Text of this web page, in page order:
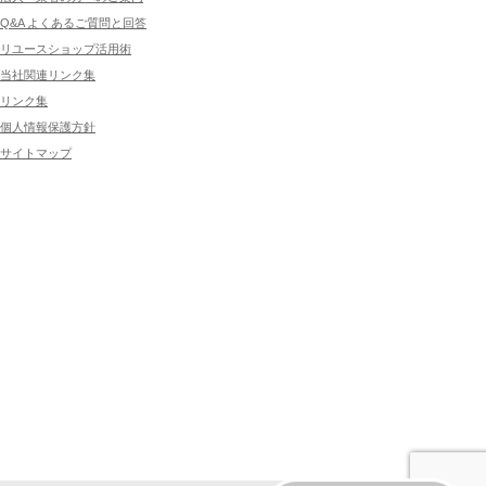
Q&A よくあるご質問と回答
リユースショップ活用術
当社関連リンク集
リンク集
個人情報保護方針
サイトマップ